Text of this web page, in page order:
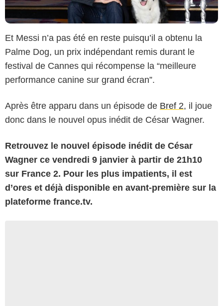
Et Messi n’a pas été en reste puisqu’il a obtenu la
Palme Dog, un prix indépendant remis durant le
festival de Cannes qui récompense la “meilleure
performance canine sur grand écran”.
Après être apparu dans un épisode de Bref 2, il joue
donc dans le nouvel opus inédit de César Wagner.
Retrouvez le nouvel épisode inédit de César
Wagner ce vendredi 9 janvier à partir de 21h10
sur France 2. Pour les plus impatients, il est
d’ores et déjà disponible en avant-première sur la
plateforme france.tv.